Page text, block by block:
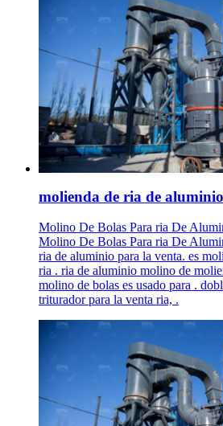
molienda de ria de
Molino De Bolas Para ria De
Molino De Bolas Para ria De
ria de aluminio para la venta. es
ria . ria de aluminio molino de
molino de bolas es usado para .
triturador para la venta ria, .